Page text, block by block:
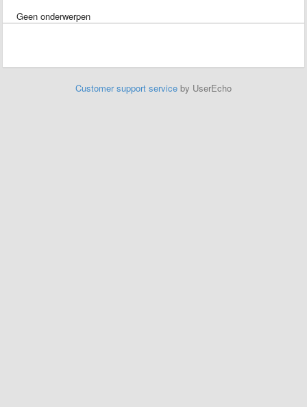
Geen onderwerpen
Customer support service by UserEcho